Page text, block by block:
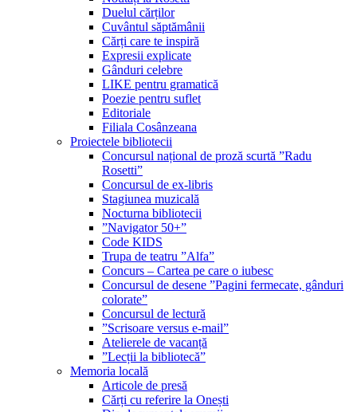
Duelul cărților
Cuvântul săptămânii
Cărți care te inspiră
Expresii explicate
Gânduri celebre
LIKE pentru gramatică
Poezie pentru suflet
Editoriale
Filiala Cosânzeana
Proiectele bibliotecii
Concursul național de proză scurtă ”Radu
Rosetti”
Concursul de ex-libris
Stagiunea muzicală
Nocturna bibliotecii
”Navigator 50+”
Code KIDS
Trupa de teatru ”Alfa”
Concurs – Cartea pe care o iubesc
Concursul de desene ”Pagini fermecate, gânduri
colorate”
Concursul de lectură
”Scrisoare versus e-mail”
Atelierele de vacanță
”Lecții la bibliotecă”
Memoria locală
Articole de presă
Cărți cu referire la Onești